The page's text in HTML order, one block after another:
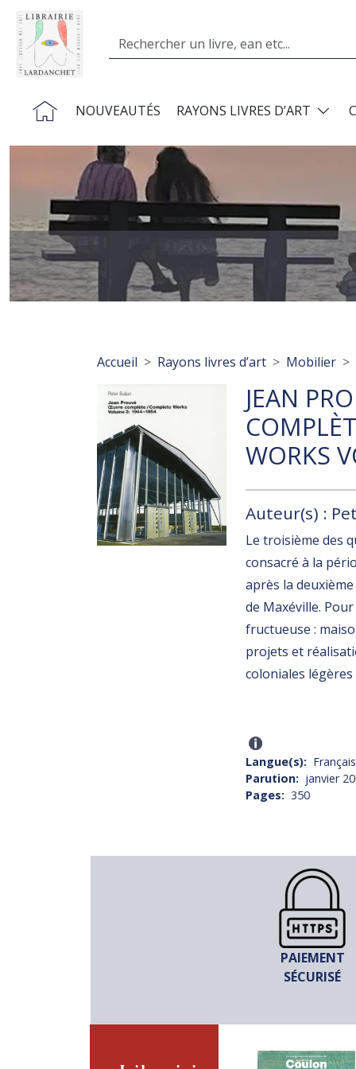
Aller au contenu principal
Search
Navigation principale
NOUVEAUTÉS RAYONS LIVRES D’ART
Fil d'Ariane
Accueil Rayons livres d’art Mobilier
JEAN
WORKS
Auteur(s) :
Le troisième des
consacré à la
après la
de Maxéville.
fructueuse :
projets et
coloniales
Langue(s)
Parution
janvier
Pages
350
PAIEMENT
SÉCURISÉ